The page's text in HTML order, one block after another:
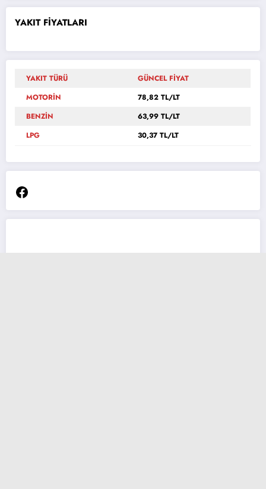
YAKIT FİYATLARI
YAKIT TÜRÜ
GÜNCEL FİYAT
MOTORİN
78,82 TL/LT
BENZİN
63,99 TL/LT
LPG
30,37 TL/LT
Facebook